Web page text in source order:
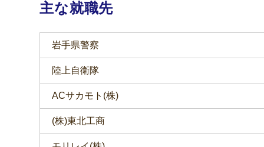
主な就職先
岩手県警察
陸上自衛隊
ACサカモト(株)
(株)東北工商